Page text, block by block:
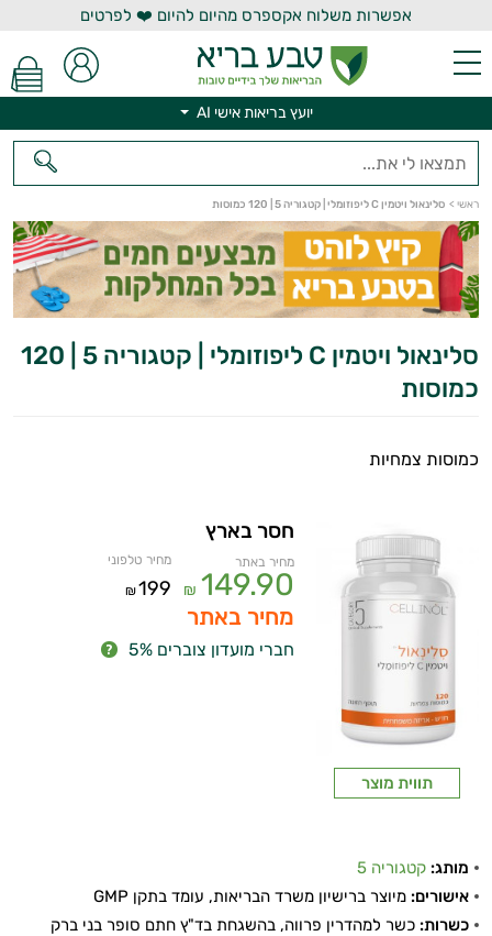
אפשרות משלוח אקספרס מהיום להיום ❤️ לפרטים
יועץ בריאות אישי AI
ראשי > סלינאול ויטמין C ליפוזומלי | קטגוריה 5 | 120 כמוסות
סלינאול ויטמין C ליפוזומלי | קטגוריה 5 | 120
כמוסות
כמוסות צמחיות
תווית מוצר
חסר בארץ
מחיר באתר
149.90
₪
מחיר טלפוני
199
₪
מחיר באתר
חברי מועדון צוברים 5%
מותג: קטגוריה 5
אישורים: מיוצר ברישיון משרד הבריאות, עומד בתקן GMP
כשרות: כשר למהדרין פרווה, בהשגחת בד"ץ חתם סופר בני ברק